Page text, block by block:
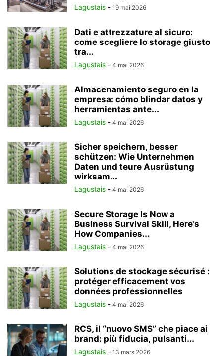
Lagustais - 19 mai 2026
Dati e attrezzature al sicuro:
come scegliere lo storage giusto
tra...
Lagustais - 4 mai 2026
Almacenamiento seguro en la
empresa: cómo blindar datos y
herramientas ante...
Lagustais - 4 mai 2026
Sicher speichern, besser
schützen: Wie Unternehmen
Daten und teure Ausrüstung
wirksam...
Lagustais - 4 mai 2026
Secure Storage Is Now a
Business Survival Skill, Here’s
How Companies...
Lagustais - 4 mai 2026
Solutions de stockage sécurisé :
protéger efficacement vos
données professionnelles
Lagustais - 4 mai 2026
RCS, il “nuovo SMS” che piace ai
brand: più fiducia, pulsanti...
Lagustais - 13 mars 2026